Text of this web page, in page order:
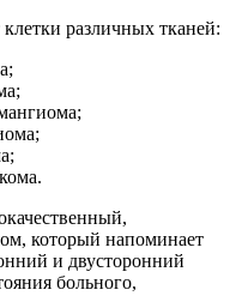
клетки различных тканей:
который напоминает
и двусторонний
больного,